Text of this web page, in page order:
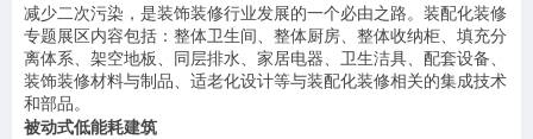
减少二次污染，是装饰装修行业发展的一个必由之路。装配化装修
专题展区内容包括：整体卫生间、整体厨房、整体收纳柜、填充分
离体系、架空地板、同层排水、家居电器、卫生洁具、配套设备、
装饰装修材料与制品、适老化设计等与装配化装修相关的集成技术
和部品。
被动式低能耗建筑